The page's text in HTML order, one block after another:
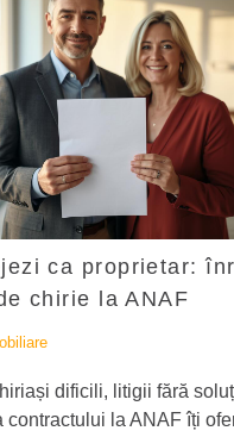
ca proprietar:
chirie la ANAF
dificili, litigii fără
contractului la ANAF îți